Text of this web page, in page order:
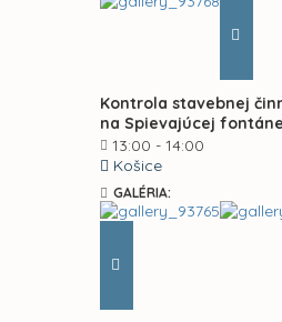
Kontrola stavebnej
na Spievajúcej fontáne
13:00 - 14:00
Košice
GALÉRIA: